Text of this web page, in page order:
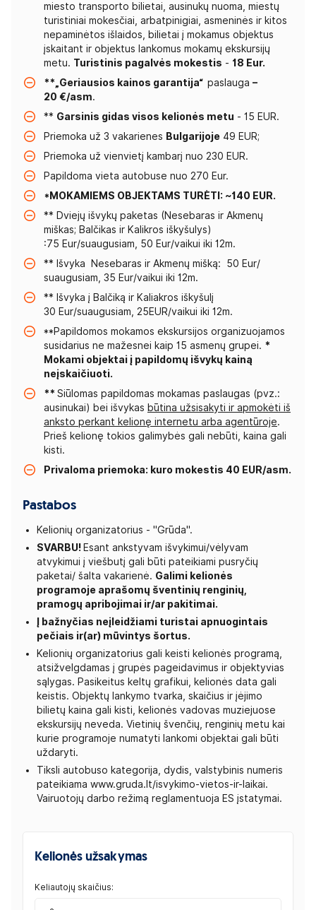
miesto transporto bilietai, ausinukų nuoma, miestų
turistiniai mokesčiai, arbatpinigiai, asmeninės ir kitos
nepaminėtos išlaidos, bilietai į mokamus objektus
įskaitant ir objektus lankomus mokamų ekskursijų
metu. Turistinis pagalvės mokestis - 18 Eur.
**„Geriausios kainos garantija“ paslauga –
20 €/asm.
** Garsinis gidas visos kelionės metu - 15 EUR.
Priemoka už 3 vakarienes Bulgarijoje 49 EUR;
Priemoka už vienvietį kambarį nuo 230 EUR.
Papildoma vieta autobuse nuo 270 Eur.
*MOKAMIEMS OBJEKTAMS TURĖTI: ~140 EUR.
** Dviejų išvykų paketas (Nesebaras ir Akmenų
miškas; Balčikas ir Kalikros iškyšulys)
:75 Eur/suaugusiam, 50 Eur/vaikui iki 12m.
** Išvyka Nesebaras ir Akmenų mišką: 50 Eur/
suaugusiam, 35 Eur/vaikui iki 12m.
** Išvyka į Balčiką ir Kaliakros iškyšulį
30 Eur/suaugusiam, 25EUR/vaikui iki 12m.
**Papildomos mokamos ekskursijos organizuojamos
susidarius ne mažesnei kaip 15 asmenų grupei. *
Mokami objektai į papildomų išvykų kainą
neįskaičiuoti.
** Siūlomas papildomas mokamas paslaugas (pvz.:
ausinukai) bei išvykas būtina užsisakyti ir apmokėti iš
anksto perkant kelionę internetu arba agentūroje.
Prieš kelionę tokios galimybės gali nebūti, kaina gali
kisti.
Privaloma priemoka: kuro mokestis 40 EUR/asm.
Pastabos
Kelionių organizatorius - "Grūda".
SVARBU! Esant ankstyvam išvykimui/vėlyvam
atvykimui į viešbutį gali būti pateikiami pusryčių
paketai/ šalta vakarienė. Galimi kelionės
programoje aprašomų šventinių renginių,
pramogų apribojimai ir/ar pakitimai.
Į bažnyčias neįleidžiami turistai apnuogintais
pečiais ir(ar) mūvintys šortus.
Kelionių organizatorius gali keisti kelionės programą,
atsižvelgdamas į grupės pageidavimus ir objektyvias
sąlygas. Pasikeitus keltų grafikui, kelionės data gali
keistis. Objektų lankymo tvarka, skaičius ir įėjimo
bilietų kaina gali kisti, kelionės vadovas muziejuose
ekskursijų neveda. Vietinių švenčių, renginių metu kai
kurie programoje numatyti lankomi objektai gali būti
uždaryti.
Tiksli autobuso kategorija, dydis, valstybinis numeris
pateikiama www.gruda.lt/isvykimo-vietos-ir-laikai.
Vairuotojų darbo režimą reglamentuoja ES įstatymai.
Kelionės užsakymas
Keliautojų skaičius: